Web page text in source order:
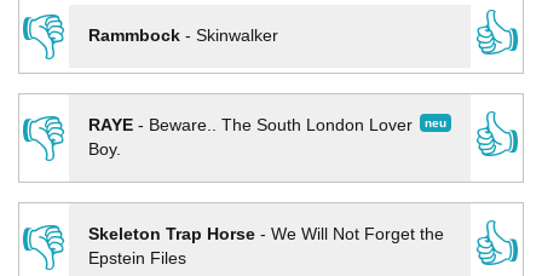
👎
Rammbock- Skinwalker
👍
👎
neu
RAYE- Beware.. The South London Lover
Boy.
👍
👎 Skeleton Trap Horse- We Will Not Forget the
Epstein Files
👍